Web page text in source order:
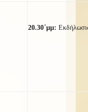
20.30΄μμ: